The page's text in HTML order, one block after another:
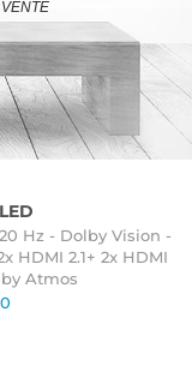
Hz - Dolby Vision -
HDMI 2.1+ 2x HDMI
Atmos